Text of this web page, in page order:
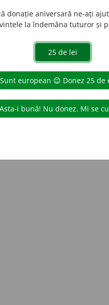
care, lovită cu un
© 2004-2026 dexonline
site, inclusiv prin orice metode
cu excepția seturilor de date
donație aniversară ne-ați
la îndemâna tuturor și